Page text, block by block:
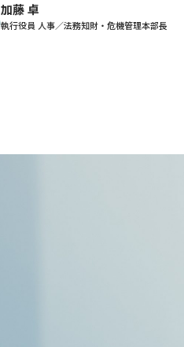
加藤 卓
執行役員 人事／法務知財・危機管理本部長